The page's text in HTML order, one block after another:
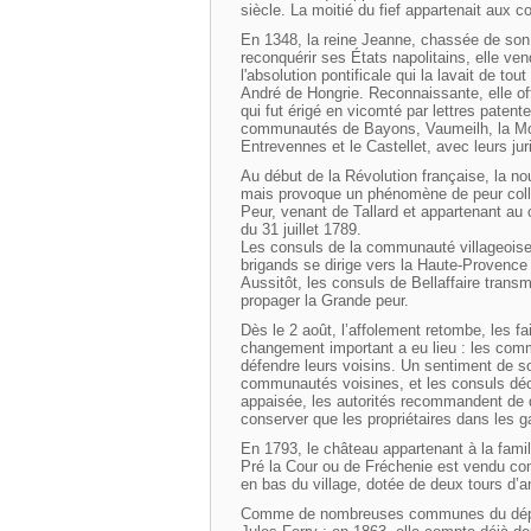
siècle. La moitié du fief appartenait aux
En 1348, la reine Jeanne, chassée de
reconquérir ses États napolitains, elle
l'absolution pontificale qui la lavait de
André de Hongrie. Reconnaissante, elle
qui fut érigé en vicomté par lettres
communautés de Bayons, Vaumeilh, la
Entrevennes et le Castellet, avec leurs
Au début de la Révolution française, la
mais provoque un phénomène de peur
Peur, venant de Tallard et appartenant
du 31 juillet 1789.
Les consuls de la communauté
brigands se dirige vers la Haute-
Aussitôt, les consuls de Bellaffaire
propager la Grande peur.
Dès le 2 août, l’affolement retombe, les
changement important a eu lieu : les
défendre leurs voisins. Un sentiment de
communautés voisines, et les consuls
appaisée, les autorités recommandent
conserver que les propriétaires dans les
En 1793, le château appartenant à la
Pré la Cour ou de Fréchenie est vendu
en bas du village, dotée de deux tours
Comme de nombreuses communes du